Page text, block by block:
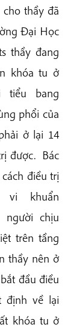
thầy đã
Đại Học
thầy đang
khóa tu ở
tiểu bang
phổi của
ở lại 14
được. Bác
điều trị
vi khuẩn
người chịu
trên tầng
thầy nên ở
đầu điều
định về lại
khóa tu ở